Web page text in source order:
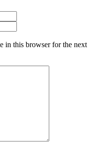
in this browser for the next